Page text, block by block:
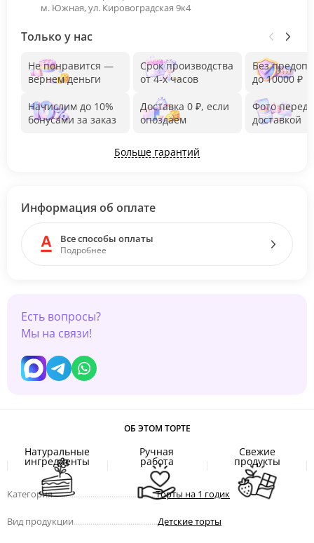
м. Южная, ул. Кировоградская 9к4
Только у нас
Не понравится —
вернем деньги
Начислим до 10%
бонусами за заказ
Срок производства
от 4-х часов
Доставка 0 ₽, если
опоздаем
Без
до 10000 ₽
Фото перед
доставкой
Больше гарантий
Информация об оплате
Все способы оплаты
Подробнее
Есть вопросы?
Мы на связи!
ОБ ЭТОМ ТОРТЕ
Натуральные
ингредиенты
Ручная
работа
Свежие
продукты
Категория.................................................Торты на 1 годик
Вид продукции Детские торты